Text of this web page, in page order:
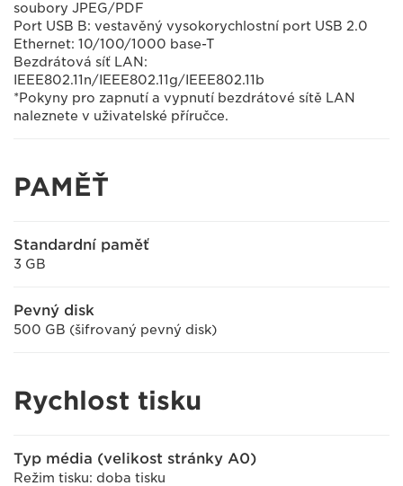
soubory JPEG/PDF
Port USB B: vestavěný vysokorychlostní port USB 2.0
Ethernet: 10/100/1000 base-T
Bezdrátová síť LAN:
IEEE802.11n/IEEE802.11g/IEEE802.11b
*Pokyny pro zapnutí a vypnutí bezdrátové sítě LAN
naleznete v uživatelské příručce.
PAMĚŤ
Standardní paměť
3 GB
Pevný disk
500 GB (šifrovaný pevný disk)
Rychlost tisku
Typ média (velikost stránky A0)
Režim tisku: doba tisku